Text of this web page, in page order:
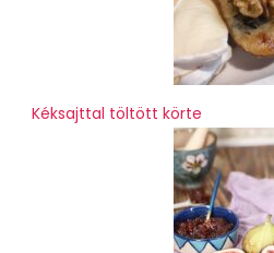
Kéksajttal töltött körte